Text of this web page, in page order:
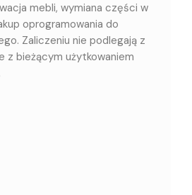
mebli, wymiana części w
oprogramowania do
Zaliczeniu nie podlegają z
z bieżącym użytkowaniem